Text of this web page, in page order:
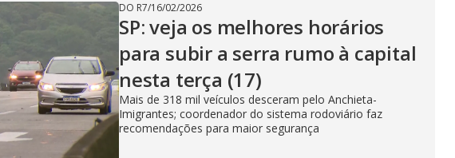
DO R7/16/02/2026
SP: veja os melhores horários
para subir a serra rumo à capital
nesta terça (17)
Mais de 318 mil veículos desceram pelo Anchieta-
Imigrantes; coordenador do sistema rodoviário faz
recomendações para maior segurança